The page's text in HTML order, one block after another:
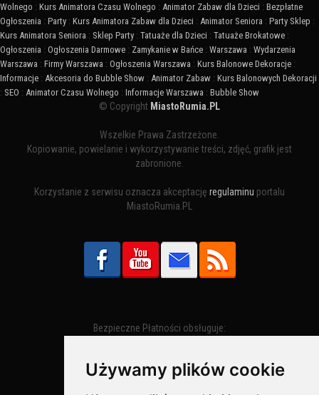
Używamy plików cookie
Wolnego : Kurs Animatora Czasu Wolnego : Animator Zabaw dla Dzieci : Bezpłatne
Ogłoszenia : Party : Kurs Animatora Zabaw dla Dzieci : Animator Seniora : Party Sklep :
Kurs Animatora Seniora : Sklep Party : Tatuaże dla Dzieci : Tatuaże Brokatowe :
Ogłoszenia : Ogłoszenia Darmowe : Zamykanie w Bańce : Warszawa : Wydarzenia
Warszawa : Firmy Warszawa : Ogłoszenia Warszawa : Kurs Balonowe Dekoracje :
Informacje : Akcesoria do Bubble Show : Animator Zabaw : Kurs Balonowych Dekoracji
: SEO : Animator Czasu Wolnego : Informacje Warszawa : Bubble Show
© Copyright MiastoRumia.PL
Wszelkie Prawa Zastrzeżone.
Kopiowanie, powielanie i wykorzystywanie treści, zdjęć, grafik jest
zabronione.
Korzystanie z serwisu oznacza akceptację regulaminu portalu
MiastoRumia.PL
Bezpieczne Płatności obsługuje: